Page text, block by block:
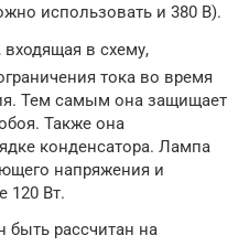
использовать и 380 В).
в схему,
тока во время
Тем самым она защищает
Также она
конденсатора. Лампа
напряжения и
120 Вт.
быть рассчитан на